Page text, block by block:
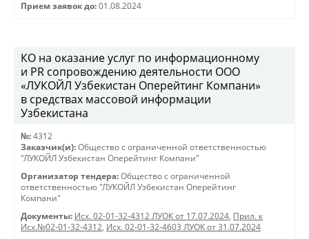
Прием заявок до: 01.08.2024
КO на оказание услуг по информационному
и PR сопровождению деятельности ООО
«ЛУКОЙЛ Узбекистан Оперейтинг Компани»
в средствах массовой информации
Узбекистана
№: 4312
Заказчик(и): Общество с ограниченной ответственностью
"ЛУКОЙЛ Узбекистан Оперейтинг Компани"
Организатор тендера: Общество с ограниченной
ответственностью "ЛУКОЙЛ Узбекистан Оперейтинг
Компани"
Документы: Исх. 02-01-32-4312 ЛУОК от 17.07.2024, Прил. к
Исх.№02-01-32-4312, Исх. 02-01-32-4603 ЛУОК от 31.07.2024